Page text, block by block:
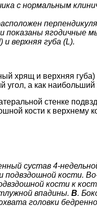
с нормальным
показаны ягодичные
верхняя губа (L).
хрящ и верхняя губа)
угол, а как наибольший
стенке
кости к верхнему
сустав 4-
подвздошной кости.
кости к
впадины. B.
головки